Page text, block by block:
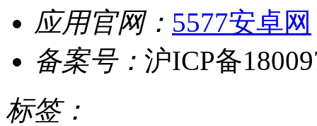
应用官网： 5577安卓网
备案号： 沪ICP备
标签：